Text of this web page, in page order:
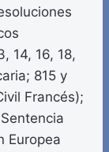
14, 16, 18,
815 y
Francés);
Europea